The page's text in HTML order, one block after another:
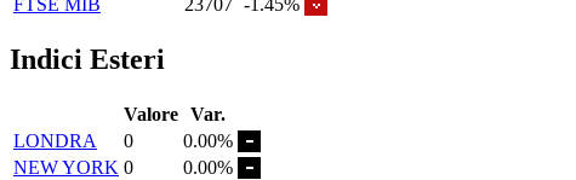
FTSE MIB
23707 -1.45%
Indici Esteri
Valore Var.
LONDRA
0
0.00%
NEW YORK 0
0.00%